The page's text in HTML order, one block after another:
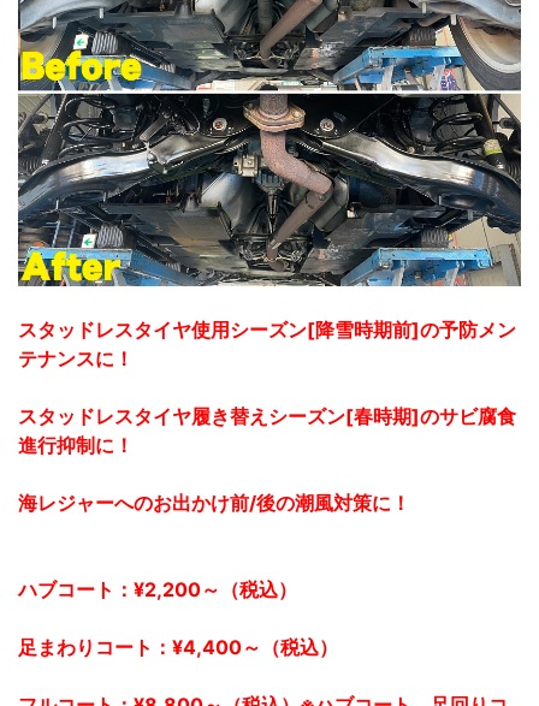
スタッドレスタイヤ使用シーズン[降雪時期前]の予防メン
テナンスに！
スタッドレスタイヤ履き替えシーズン[春時期]のサビ腐食
進行抑制に！
海レジャーへのお出かけ前/後の潮風対策に！
ハブコート：¥2,200～（税込）
足まわりコート：¥4,400～（税込）